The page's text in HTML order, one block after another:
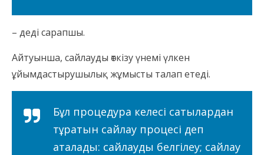
– деді сарапшы.
Айтуынша, сайлауды өткізу үнемі үлкен
ұйымдастырушылық жұмысты талап етеді.
Бұл процедура келесі сатылардан
тұратын сайлау процесі деп
аталады: сайлауды белгілеу; сайлау